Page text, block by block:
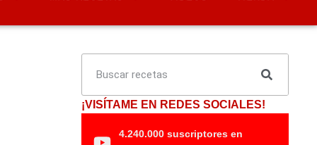
¡VISÍTAME EN REDES SOCIALES!
4.240.000 suscriptores en